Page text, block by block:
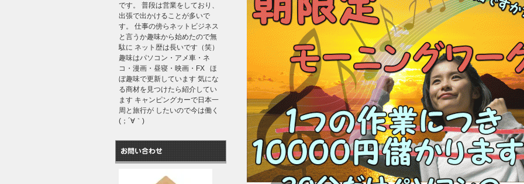
です。 普段は営業をしており、
出張で出かけることが多いで
す。 仕事の傍らネットビジネス
と言うか趣味から始めたので無
駄に ネット歴は長いです（笑）
趣味はパソコン・アメ車・ネ
コ・漫画・昼寝・映画・FX ほ
ぼ趣味で更新しています 気にな
る商材を見つけたら紹介してい
ます キャンピングカーで日本一
周と旅行が したいので今は働く
(；´∀｀)
お問い合わせ